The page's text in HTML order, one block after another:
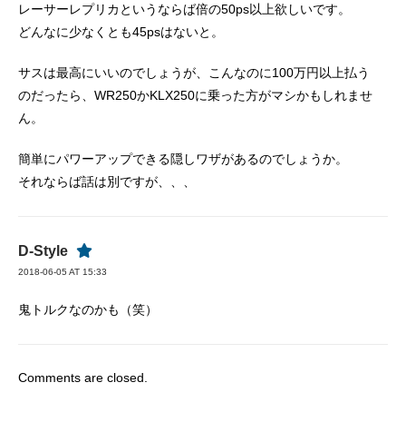
レーサーレプリカというならば倍の50ps以上欲しいです。
どんなに少なくとも45psはないと。
サスは最高にいいのでしょうが、こんなのに100万円以上払う
のだったら、WR250かKLX250に乗った方がマシかもしれませ
ん。
簡単にパワーアップできる隠しワザがあるのでしょうか。
それならば話は別ですが、、、
D-Style
2018-06-05 AT 15:33
鬼トルクなのかも（笑）
Comments are closed.